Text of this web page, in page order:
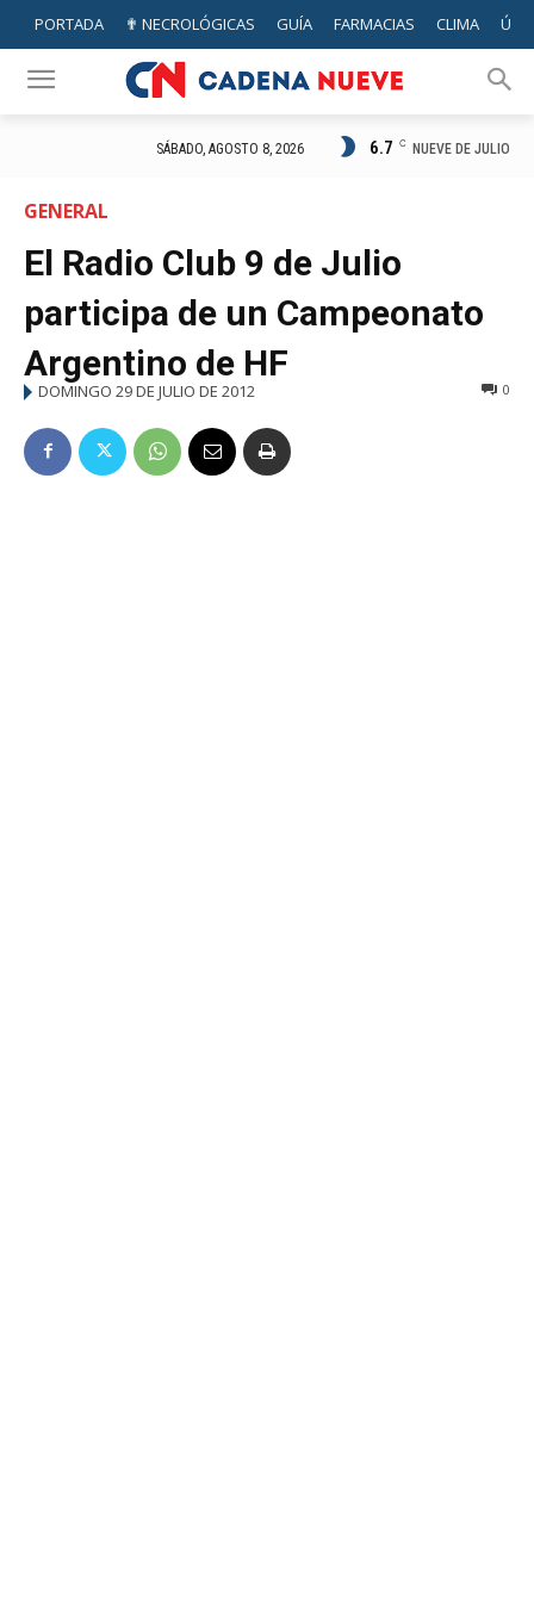
PORTADA ✟ NECROLÓGICAS GUÍA FARMACIAS CLIMA
SÁBADO, AGOSTO 8, 2026 6.7 C NUEVE DE JULIO
GENERAL
El Radio Club 9 de Julio
participa de un Campeonato
Argentino de HF
DOMINGO 29 DE JULIO DE 2012 0